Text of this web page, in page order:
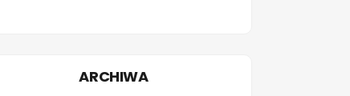
ARCHIWA